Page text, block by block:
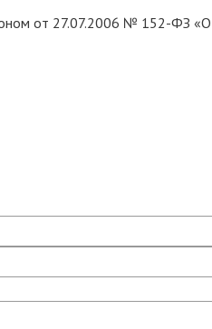
от 27.07.2006 № 152-ФЗ